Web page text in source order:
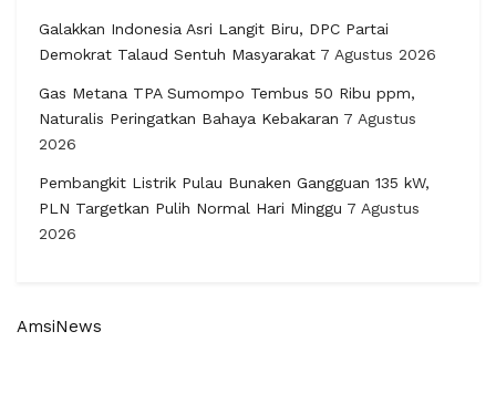
Galakkan Indonesia Asri Langit Biru, DPC Partai
Demokrat Talaud Sentuh Masyarakat 7 Agustus 2026
Gas Metana TPA Sumompo Tembus 50 Ribu ppm,
Naturalis Peringatkan Bahaya Kebakaran 7 Agustus
2026
Pembangkit Listrik Pulau Bunaken Gangguan 135 kW,
PLN Targetkan Pulih Normal Hari Minggu 7 Agustus
2026
AmsiNews